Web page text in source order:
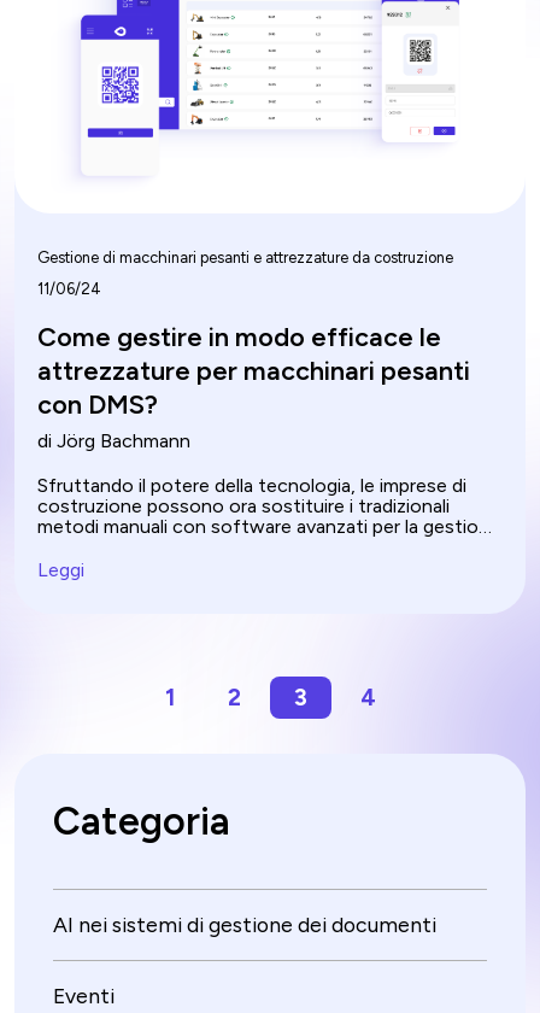
Gestione di macchinari pesanti e attrezzature da costruzione
11/06/24
Come gestire in modo efficace le
attrezzature per macchinari pesanti
con DMS?
di Jörg Bachmann
Sfruttando il potere della tecnologia, le imprese di
costruzione possono ora sostituire i tradizionali
metodi manuali con software avanzati per la gestione
innovativa offre una piattaforma completa che
semplifica e migliora l'efficienza operativa.
Leggi
1 2 3 4
Categoria
AI nei sistemi di gestione dei documenti
Eventi